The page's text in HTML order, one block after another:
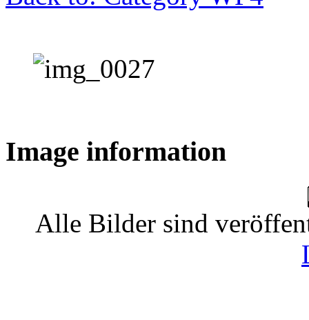
Image information
Alle Bilder sind